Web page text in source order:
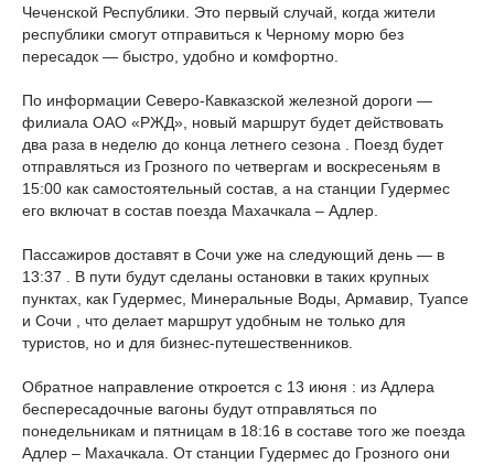
Чеченской Республики. Это первый случай, когда жители
республики смогут отправиться к Черному морю без
пересадок — быстро, удобно и комфортно.
По информации Северо-Кавказской железной дороги —
филиала ОАО «РЖД», новый маршрут будет действовать
два раза в неделю до конца летнего сезона . Поезд будет
отправляться из Грозного по четвергам и воскресеньям в
15:00 как самостоятельный состав, а на станции Гудермес
его включат в состав поезда Махачкала – Адлер.
Пассажиров доставят в Сочи уже на следующий день — в
13:37 . В пути будут сделаны остановки в таких крупных
пунктах, как Гудермес, Минеральные Воды, Армавир, Туапсе
и Сочи , что делает маршрут удобным не только для
туристов, но и для бизнес-путешественников.
Обратное направление откроется с 13 июня : из Адлера
беспересадочные вагоны будут отправляться по
понедельникам и пятницам в 18:16 в составе того же поезда
Адлер – Махачкала. От станции Гудермес до Грозного они